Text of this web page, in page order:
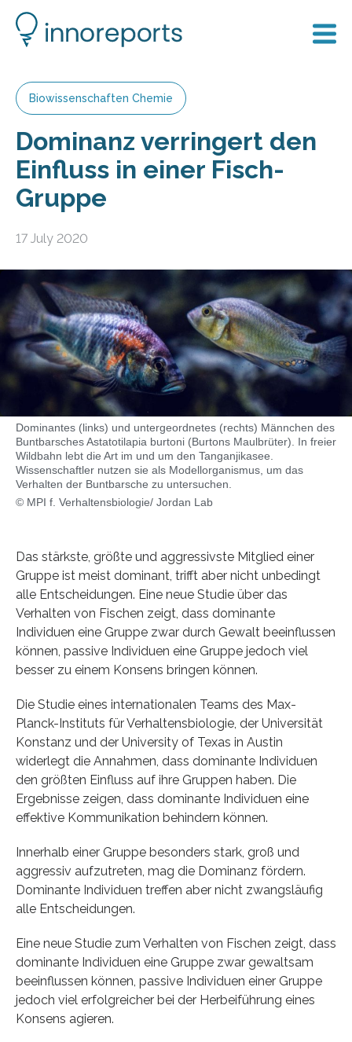
Biowissenschaften Chemie
Dominanz verringert den
Einfluss in einer Fisch-
Gruppe
17 July 2020
Dominantes (links) und untergeordnetes (rechts) Männchen des
Buntbarsches Astatotilapia burtoni (Burtons Maulbrüter). In freier
Wildbahn lebt die Art im und um den Tanganjikasee.
Wissenschaftler nutzen sie als Modellorganismus, um das
Verhalten der Buntbarsche zu untersuchen.
© MPI f. Verhaltensbiologie/ Jordan Lab
Das stärkste, größte und aggressivste Mitglied einer
Gruppe ist meist dominant, trifft aber nicht unbedingt
alle Entscheidungen. Eine neue Studie über das
Verhalten von Fischen zeigt, dass dominante
Individuen eine Gruppe zwar durch Gewalt beeinflussen
können, passive Individuen eine Gruppe jedoch viel
besser zu einem Konsens bringen können.
Die Studie eines internationalen Teams des Max-
Planck-Instituts für Verhaltensbiologie, der Universität
Konstanz und der University of Texas in Austin
widerlegt die Annahmen, dass dominante Individuen
den größten Einfluss auf ihre Gruppen haben. Die
Ergebnisse zeigen, dass dominante Individuen eine
effektive Kommunikation behindern können.
Innerhalb einer Gruppe besonders stark, groß und
aggressiv aufzutreten, mag die Dominanz fördern.
Dominante Individuen treffen aber nicht zwangsläufig
alle Entscheidungen.
Eine neue Studie zum Verhalten von Fischen zeigt, dass
dominante Individuen eine Gruppe zwar gewaltsam
beeinflussen können, passive Individuen einer Gruppe
jedoch viel erfolgreicher bei der Herbeiführung eines
Konsens agieren.